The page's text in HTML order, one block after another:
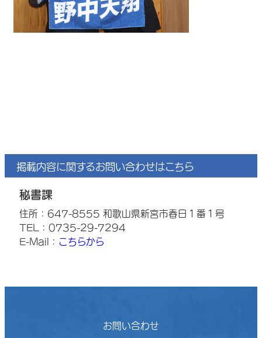
掲載内容に関するお問い合わせはこちら
秘書課
住所：647-8555 和歌山県新宮市春日１番１号
TEL：0735-29-7294
E-Mail： こちらから
お問い合わせ